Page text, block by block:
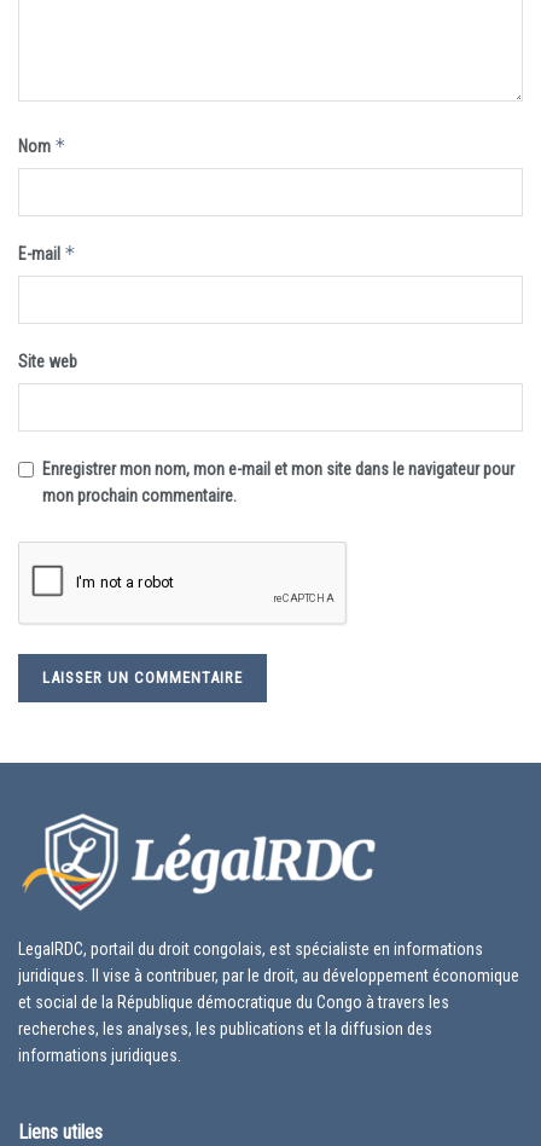
Nom *
E-mail *
Site web
Enregistrer mon nom, mon e-mail et mon site dans le navigateur pour
mon prochain commentaire.
LegalRDC, portail du droit congolais, est spécialiste en informations
juridiques. Il vise à contribuer, par le droit, au développement économique
et social de la République démocratique du Congo à travers les
recherches, les analyses, les publications et la diffusion des
informations juridiques.
Liens utiles